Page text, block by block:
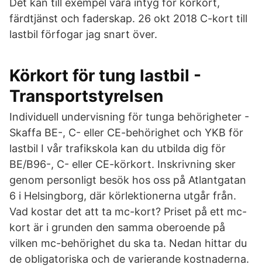
Det kan till exempel vara intyg för körkort,
färdtjänst och faderskap. 26 okt 2018 C-kort till
lastbil förfogar jag snart över.
Körkort för tung lastbil -
Transportstyrelsen
Individuell undervisning för tunga behörigheter -
Skaffa BE-, C- eller CE-behörighet och YKB för
lastbil I vår trafikskola kan du utbilda dig för
BE/B96-, C- eller CE-körkort. Inskrivning sker
genom personligt besök hos oss på Atlantgatan
6 i Helsingborg, där körlektionerna utgår från.
Vad kostar det att ta mc-kort? Priset på ett mc-
kort är i grunden den samma oberoende på
vilken mc-behörighet du ska ta. Nedan hittar du
de obligatoriska och de varierande kostnaderna.